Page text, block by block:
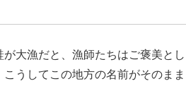
大漁だと、漁師たちはご褒美とし
うしてこの地方の名前がそのまま